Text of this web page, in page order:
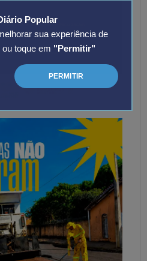
Popular
sua experiência de
toque em "Permitir"
PERMITIR